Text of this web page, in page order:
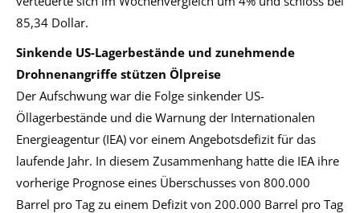
85,34 Dollar.
Sinkende US-Lagerbestände und zunehmende
Drohnenangriffe stützen Ölpreise
Der Aufschwung war die Folge sinkender US-
Öllagerbestände und die Warnung der Internationalen
Energieagentur (IEA) vor einem Angebotsdefizit für das
laufende Jahr. In diesem Zusammenhang hatte die IEA ihre
vorherige Prognose eines Überschusses von 800.000
Barrel pro Tag zu einem Defizit von 200.000 Barrel pro Tag